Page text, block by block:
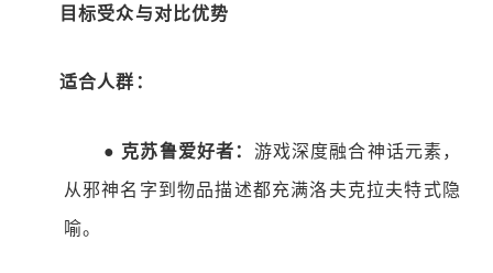
目标受众与对比优势
适合人群：
● 克苏鲁爱好者： 游戏深度融合神话元素，
从邪神名字到物品描述都充满洛夫克拉夫特式隐
喻。